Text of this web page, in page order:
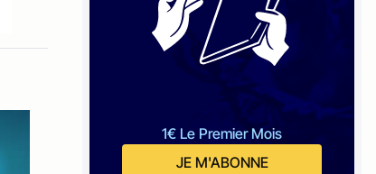
1€ Le Premier Mois
JE M'ABONNE